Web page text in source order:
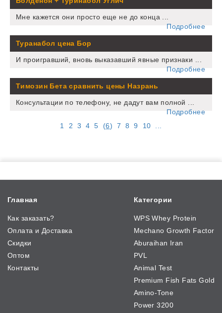
Мне кажется они просто еще не до конца ...
Подробнее
Туранабол цена Бор
И проигравший, вновь выказавший явные признаки ...
Подробнее
Tимозин Бета сравнить цены Назрань
Консультации по телефону, не дадут вам полной ...
Подробнее
1
2 3 4 5 (6) 7 8 9 10 ...
Главная
Как заказать?
Оплата и Доставка
Скидки
Оптом
Контакты
Категории
WPS Whey Protein
Mechano Growth Factor
Aburaihan Iran
PVL
Animal Test
Premium Fish Fats Gold
Amino-Tone
Power 3200